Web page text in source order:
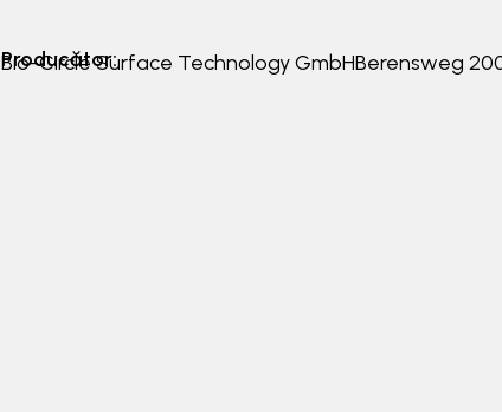
Producător:
Bio-Circle Surface Technology GmbHBerensweg